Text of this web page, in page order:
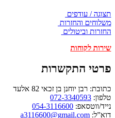
תצוגה / עודפים
משלוחים והחזרות
החזרות וביטולים
שירות לקוחות
פרטי התקשרות
כתובת: רבן יוחנן בן זכאי 82 אלעד
טלפון: 072-3340593
נייד/ווטסאפ: 054-3116600
דוא”ל: a3116600@gmail.com